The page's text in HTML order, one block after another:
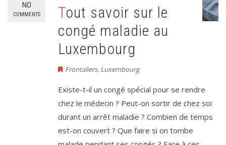
NO
COMMENTS
Tout savoir sur le
congé maladie au
Luxembourg
Frontaliers, Luxembourg
Existe-t-il un congé spécial pour se rendre
chez le médecin ? Peut-on sortir de chez soi
durant un arrêt maladie ? Combien de temps
est-on couvert ? Que faire si on tombe